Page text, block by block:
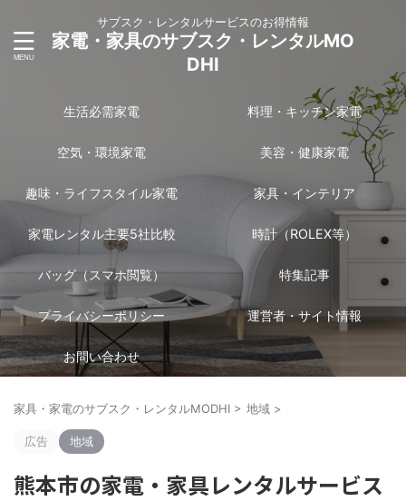
サブスク・レンタルサービスのお得情報
家電・家具のサブスク・レンタルMO
DHI
生活必需家電 料理・キッチン家電
空気・環境家電 美容・健康家電
趣味・ライフスタイル家電 家具・インテリア
家電レンタル主要5社比較 時計（ROLEX等）
バッグ（スマホ閲覧） 特集記事
プライバシーポリシー 運営者・サイト情報
お問い合わせ
家具・家電のサブスク・レンタルMODHI > 地域 >
広告 地域
熊本市の家電・家具レンタルサービス